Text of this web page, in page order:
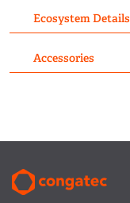
Ecosystem Details
Accessories